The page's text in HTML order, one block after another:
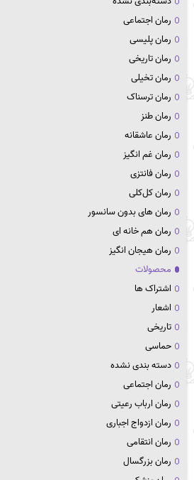
رمان اجتماعی
رمان پلیسی
رمان تاریخی
رمان تخیلی
رمان ترسناک
رمان طنز
رمان عاشقانه
رمان غم انگیز
رمان فانتزی
رمان کل‌کلی
رمان های بدون سانسور
رمان هم خانه ای
رمان هیجان انگیز
محصولات
اشتراک ها
اشعار
تاریخی
حماسی
دسته بندی نشده
رمان اجتماعی
رمان ارباب رعیتی
رمان ازدواج اجباری
رمان انتقامی
رمان بزرگسال